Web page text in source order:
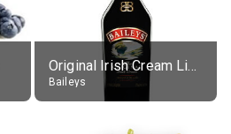
Original Irish Cream Liqueur (17% alc.)
Baileys